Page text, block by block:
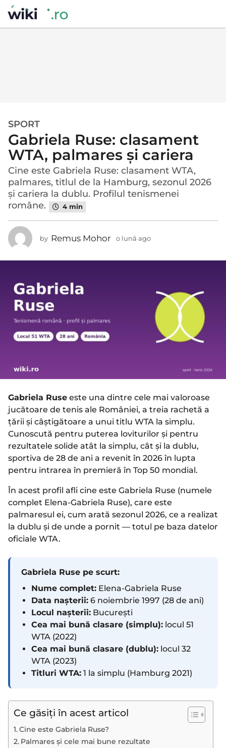
o
l
u
n
ă
a
g
o
o
l
u
SPORT
Gabriela Ruse: clasament
WTA, palmares și cariera
Cine este Gabriela Ruse: clasament WTA,
palmares, titlul de la Hamburg, sezonul 2026
și cariera la dublu. Profilul tenismenei
române.
4 min
by Remus Mohor o lună ago
Gabriela Ruse este una dintre cele mai valoroase
jucătoare de tenis ale României, a treia rachetă a
țării și câștigătoare a unui titlu WTA la simplu.
Cunoscută pentru puterea loviturilor și pentru
rezultatele solide atât la simplu, cât și la dublu,
sportiva de 28 de ani a revenit în 2026 în lupta
pentru intrarea în premieră în Top 50 mondial.
În acest profil afli cine este Gabriela Ruse (numele
complet Elena-Gabriela Ruse), care este
palmaresul ei, cum arată sezonul 2026, ce a realizat
la dublu și de unde a pornit — totul pe baza datelor
oficiale WTA.
Gabriela Ruse pe scurt:
Nume complet: Elena-Gabriela Ruse
Data nașterii: 6 noiembrie 1997 (28 de ani)
Locul nașterii: București
Cea mai bună clasare (simplu): locul 51
WTA (2022)
Cea mai bună clasare (dublu): locul 32
WTA (2023)
Titluri WTA: 1 la simplu (Hamburg 2021)
Ce găsiți în acest articol
Cine este Gabriela Ruse?
Palmares și cele mai bune rezultate